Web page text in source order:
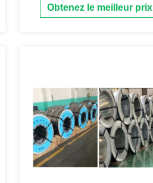
Obtenez le meilleur prix